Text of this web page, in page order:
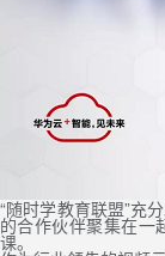
“随时学教育联盟”充
的合作伙伴聚集在一
课。